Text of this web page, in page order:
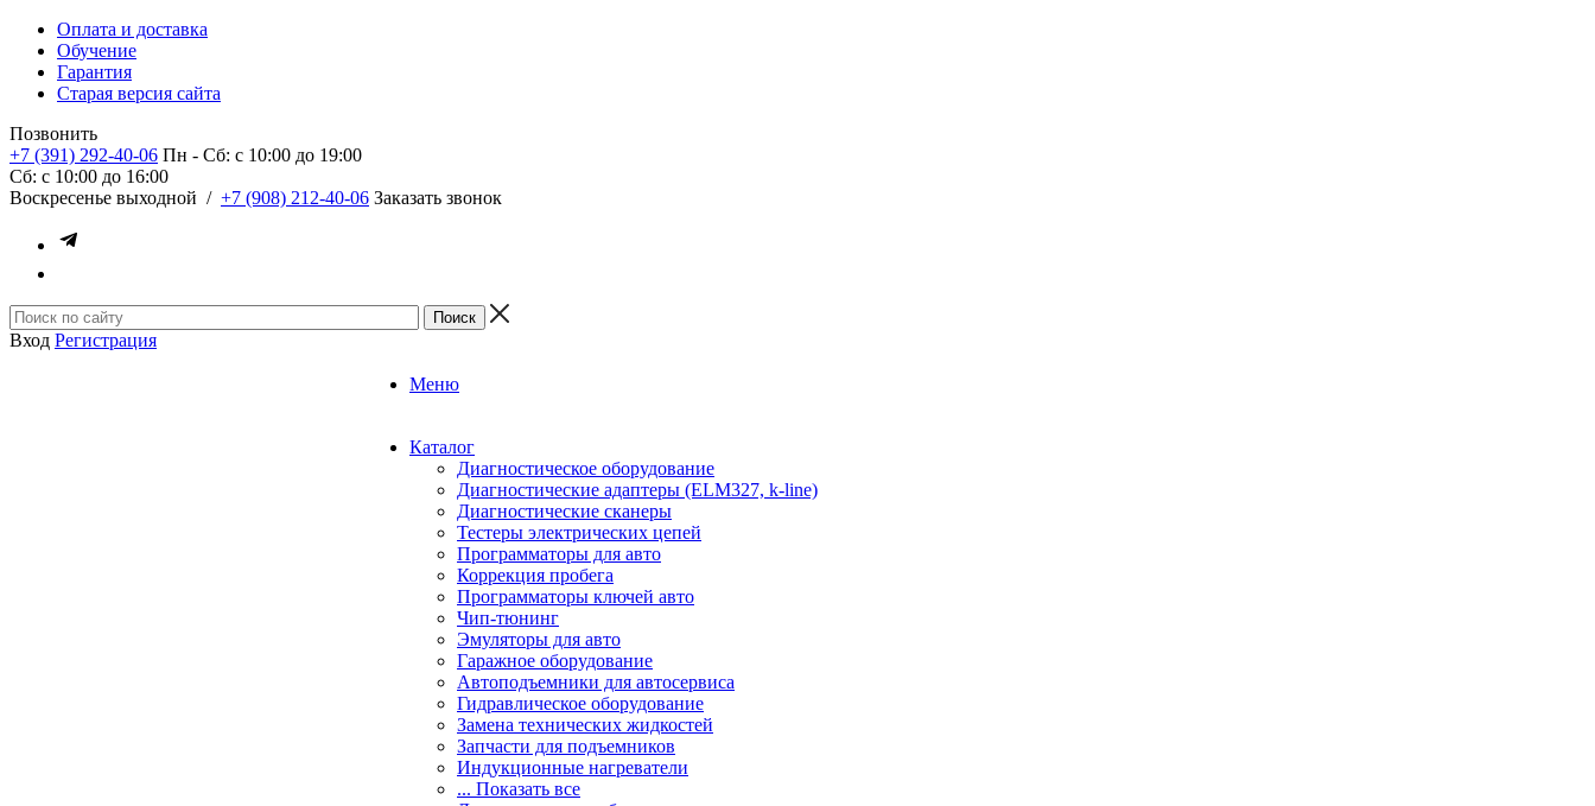
Оплата и доставка
Обучение
Гарантия
Старая версия сайта
Позвонить
+7 (391) 292-40-06 Пн - Сб: c 10:00 до 19:00
Сб: c 10:00 до 16:00
​Воскресенье выходной / +7 (908) 212-40-06 Заказать звонок
Вход Регистрация
Меню
Каталог
Диагностическое оборудование
Диагностические адаптеры (ELM327, k-line)
Диагностические сканеры
Тестеры электрических цепей
Программаторы для авто
Коррекция пробега
Программаторы ключей авто
Чип-тюнинг
Эмуляторы для авто
Гаражное оборудование
Автоподъемники для автосервиса
Гидравлическое оборудование
Замена технических жидкостей
Запчасти для подъемников
Индукционные нагреватели
... Показать все